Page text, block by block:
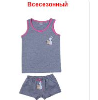
Всесезонный